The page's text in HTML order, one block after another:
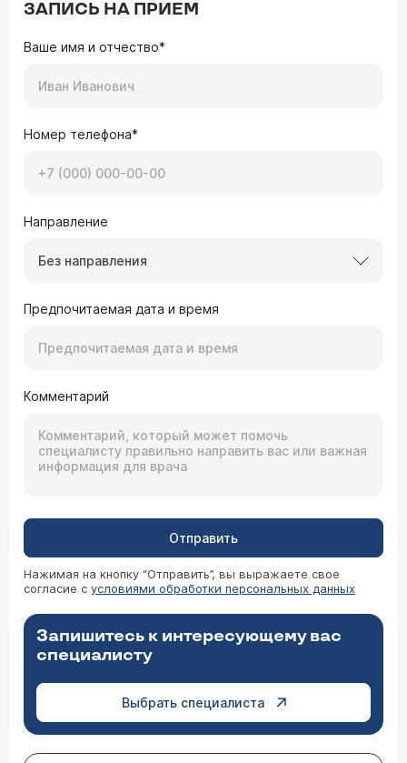
ЗАПИСЬ НА ПРИЕМ
Ваше имя и отчество*
Номер телефона*
Направление
Без направления
Предпочитаемая дата и время
Комментарий
Отправить
Нажимая на кнопку “Отправить”, вы выражаете свое
согласие с условиями обработки персональных данных
Запишитесь к интересующему вас
специалисту
Выбрать специалиста